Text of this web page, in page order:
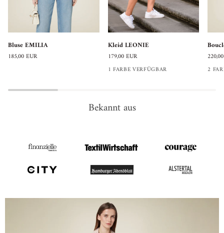
Bluse
EMILIA
Bluse EMILIA
185,00 EUR
Kleid
LEONIE
Kleid LEONIE
179,00 EUR
1 FARBE VERFÜGBAR
Bouclé
Jacke
2
Bekannt aus